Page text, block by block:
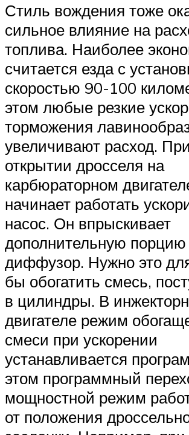
Стиль вождения тоже
сильное влияние на
топлива. Наиболее
считается езда с
скоростью 90-100
этом любые резкие
торможения
увеличивают расход.
открытии дросселя на
карбюраторном
начинает работать
насос. Он впрыскивает
дополнительную порцию
диффузор. Нужно это
бы обогатить смесь,
в цилиндры. В
двигателе режим
смеси при ускорении
устанавливается
этом программный
мощностной режим
от положения